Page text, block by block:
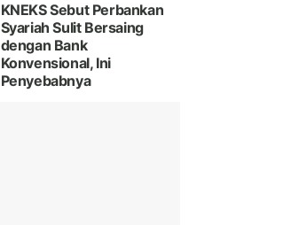
KNEKS Sebut Perbankan
Syariah Sulit Bersaing
dengan Bank
Konvensional, Ini
Penyebabnya